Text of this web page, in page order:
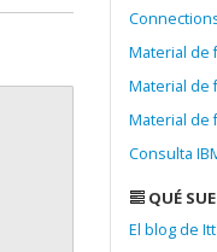
Material de
Material de
Material de
Consulta
QUÉ
El blog de